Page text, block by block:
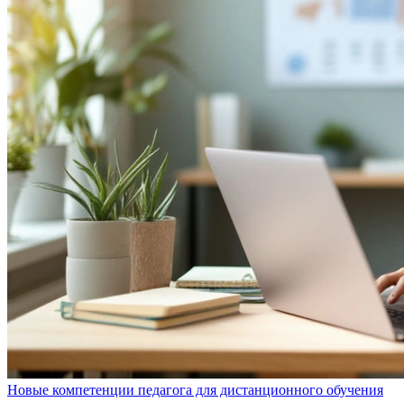
Новые компетенции педагога для дистанционного обучения